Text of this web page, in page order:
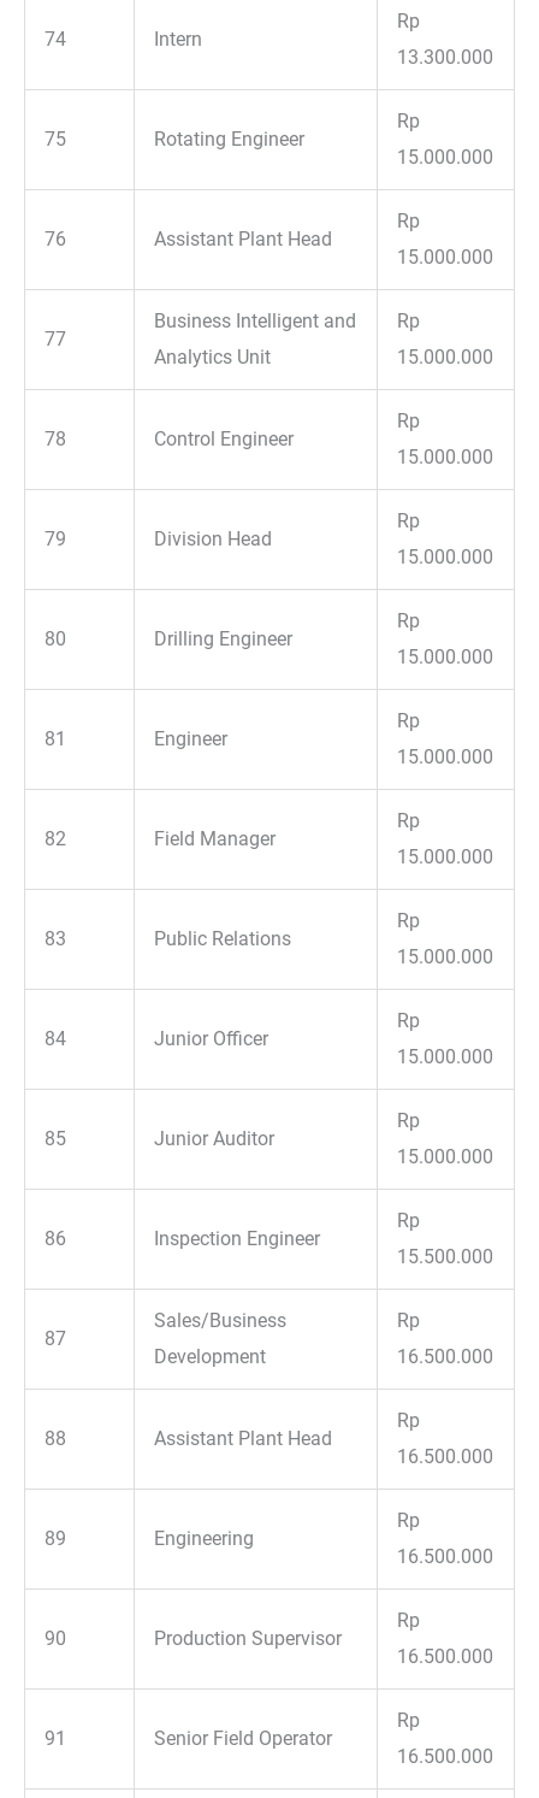
74 Intern
Rp
13.300.000
75 Rotating Engineer
Rp
15.000.000
76 Assistant Plant Head
Rp
15.000.000
77
Business Intelligent and
Analytics Unit
Rp
15.000.000
78 Control Engineer
Rp
15.000.000
79 Division Head
Rp
15.000.000
80 Drilling Engineer
Rp
15.000.000
81 Engineer
Rp
15.000.000
82 Field Manager
Rp
15.000.000
83 Public Relations
Rp
15.000.000
84 Junior Officer
Rp
15.000.000
85 Junior Auditor
Rp
15.000.000
86 Inspection Engineer
Rp
15.500.000
87
Sales/Business
Development
Rp
16.500.000
88 Assistant Plant Head
Rp
16.500.000
89 Engineering
Rp
16.500.000
90 Production Supervisor
Rp
16.500.000
91 Senior Field Operator
Rp
16.500.000